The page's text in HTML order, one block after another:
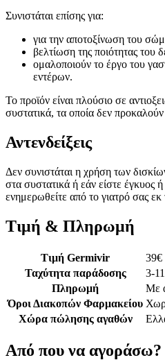
Συνιστάται επίσης για:
για την αποτοξίνωση του
βελτίωση της ποιότητας του
ομαλοποιούν το έργο του
εντέρων.
Το προϊόν είναι πλούσιο σε
συστατικά, τα οποία δεν
Αντενδείξεις
Δεν συνιστάται η χρήση των
στα συστατικά ή εάν είστε έγκυος
ενημερωθείτε από το γιατρό σας
Τιμή & Πληρωμή
Τιμή Germivir 39€
Ταχύτητα παράδοσης
3-
Πληρωμή
Με
Όροι Διακοπών Φαρμακείου
Χώρα πώλησης αγαθών
Από που να αγοράσω?